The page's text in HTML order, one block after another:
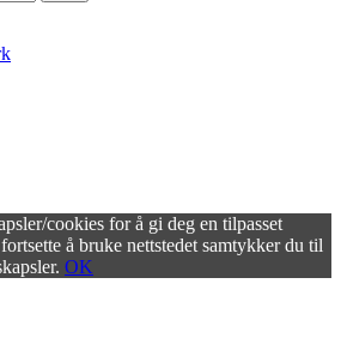
cookies for å gi deg en tilpasset
å bruke nettstedet samtykker du til
OK